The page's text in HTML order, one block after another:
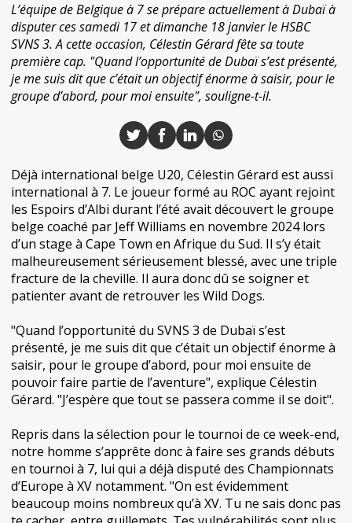
L’équipe de Belgique à 7 se prépare actuellement à Dubaï à
disputer ces samedi 17 et dimanche 18 janvier le HSBC
SVNS 3. A cette occasion, Célestin Gérard fête sa toute
première cap. "Quand l’opportunité de Dubaï s’est présenté,
je me suis dit que c’était un objectif énorme à saisir, pour le
groupe d’abord, pour moi ensuite", souligne-t-il.
Déjà international belge U20, Célestin Gérard est aussi
international à 7. Le joueur formé au ROC ayant rejoint
les Espoirs d’Albi durant l’été avait découvert le groupe
belge coaché par Jeff Williams en novembre 2024 lors
d’un stage à Cape Town en Afrique du Sud. Il s’y était
malheureusement sérieusement blessé, avec une triple
fracture de la cheville. Il aura donc dû se soigner et
patienter avant de retrouver les Wild Dogs.
"Quand l’opportunité du SVNS 3 de Dubaï s’est
présenté, je me suis dit que c’était un objectif énorme à
saisir, pour le groupe d’abord, pour moi ensuite de
pouvoir faire partie de l’aventure", explique Célestin
Gérard. "J’espère que tout se passera comme il se doit".
Repris dans la sélection pour le tournoi de ce week-end,
notre homme s’apprête donc à faire ses grands débuts
en tournoi à 7, lui qui a déjà disputé des Championnats
d’Europe à XV notamment. "On est évidemment
beaucoup moins nombreux qu’à XV. Tu ne sais donc pas